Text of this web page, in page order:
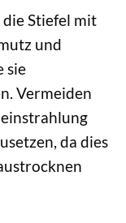
die Stiefel mit
und
sie
Vermeiden
da dies